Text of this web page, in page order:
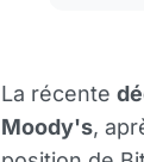
La récente
Moody's,